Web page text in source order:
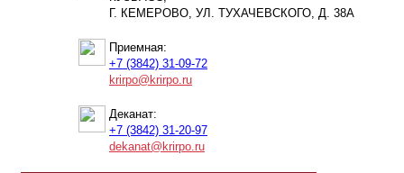
Г. КЕМЕРОВО, УЛ. ТУХАЧЕВСКОГО, Д. 38А
Приемная:
+7 (3842) 31-09-72
krirpo@krirpo.ru
Деканат:
+7 (3842) 31-20-97
dekanat@krirpo.ru